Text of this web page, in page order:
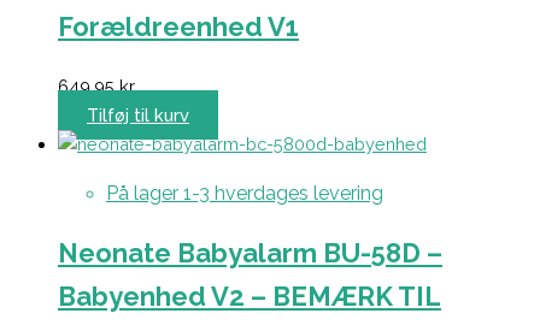
Forældreenhed V1
649,95kr.
Tilføj til kurv
På lager 1-3 hverdages levering
Neonate Babyalarm BU-58D –
Babyenhed V2 – BEMÆRK TIL